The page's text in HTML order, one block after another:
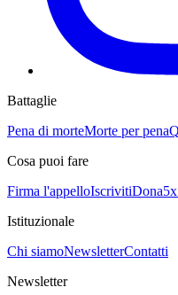
Battaglie
Pena di morteMorte per pena
Cosa puoi fare
Firma l'appelloIscrivitiDona
Istituzionale
Chi siamoNewsletterContatti
Newsletter